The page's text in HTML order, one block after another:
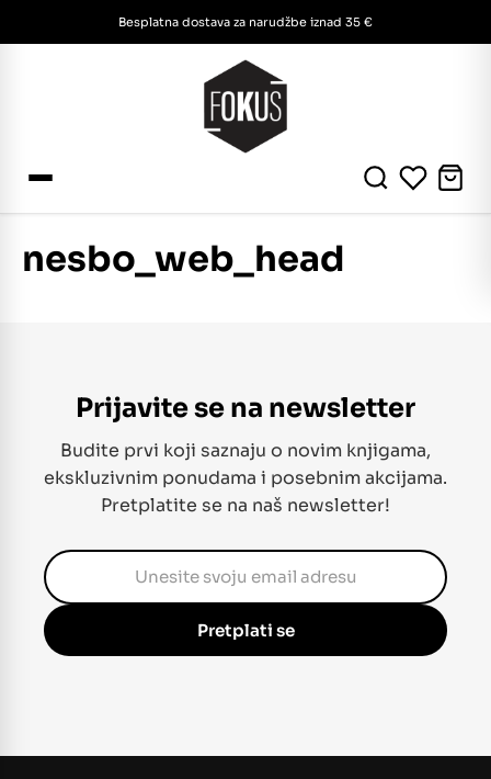
Besplatna dostava za narudžbe iznad 35 €
nesbo_web_head
Prijavite se na newsletter
Budite prvi koji saznaju o novim knjigama,
ekskluzivnim ponudama i posebnim akcijama.
Pretplatite se na naš newsletter!
Pretplati se